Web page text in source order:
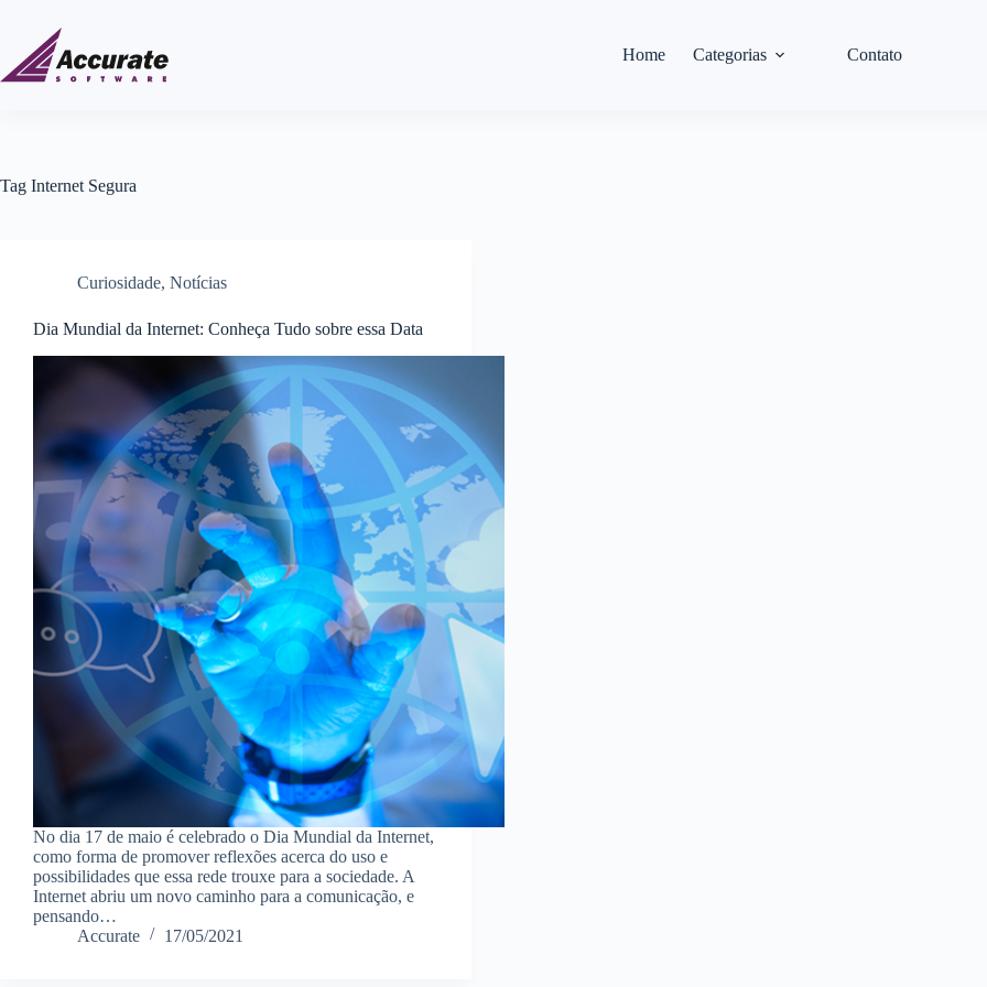
Home Categorias Contato
Tag Internet Segura
Curiosidade, Notícias
Dia Mundial da Internet: Conheça Tudo sobre essa Data
No dia 17 de maio é celebrado o Dia Mundial da Internet,
como forma de promover reflexões acerca do uso e
possibilidades que essa rede trouxe para a sociedade. A
Internet abriu um novo caminho para a comunicação, e
pensando…
Accurate
17/05/2021